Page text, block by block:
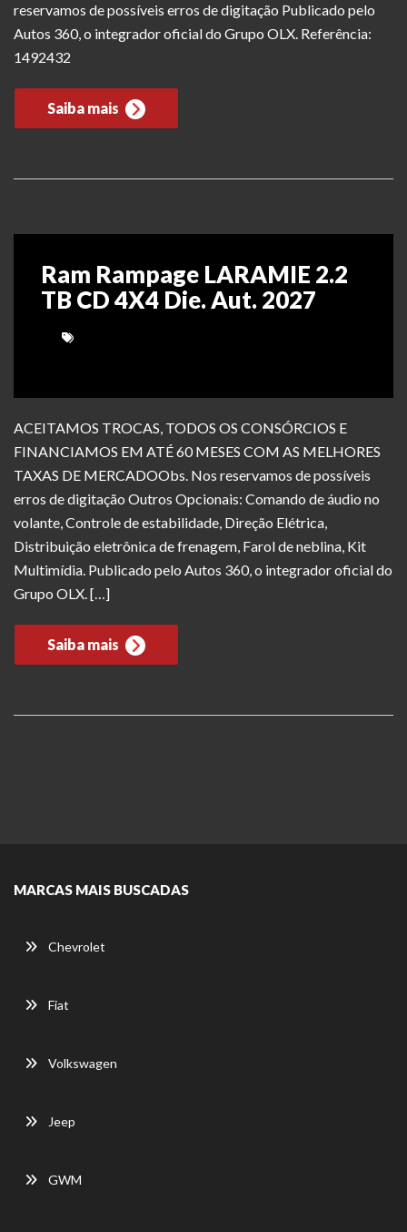
reservamos de possíveis erros de digitação Publicado pelo
Autos 360, o integrador oficial do Grupo OLX. Referência:
1492432
Saiba mais
Ram Rampage LARAMIE 2.2
TB CD 4X4 Die. Aut. 2027
ACEITAMOS TROCAS, TODOS OS CONSÓRCIOS E
FINANCIAMOS EM ATÉ 60 MESES COM AS MELHORES
TAXAS DE MERCADOObs. Nos reservamos de possíveis
erros de digitação Outros Opcionais: Comando de áudio no
volante, Controle de estabilidade, Direção Elétrica,
Distribuição eletrônica de frenagem, Farol de neblina, Kit
Multimídia. Publicado pelo Autos 360, o integrador oficial do
Grupo OLX. […]
Saiba mais
MARCAS MAIS BUSCADAS
Chevrolet
Fiat
Volkswagen
Jeep
GWM